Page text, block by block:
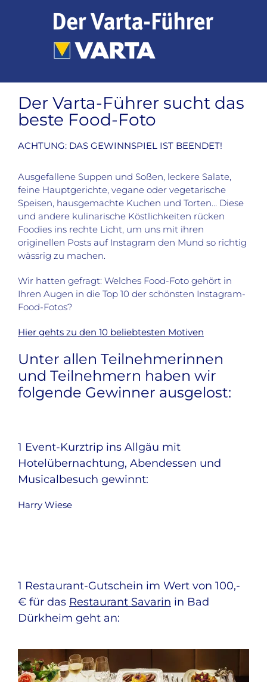
Der Varta-Führer sucht das
beste Food-Foto
ACHTUNG: DAS GEWINNSPIEL IST BEENDET!
Ausgefallene Suppen und Soßen, leckere Salate,
feine Hauptgerichte, vegane oder vegetarische
Speisen, hausgemachte Kuchen und Torten… Diese
und andere kulinarische Köstlichkeiten rücken
Foodies ins rechte Licht, um uns mit ihren
originellen Posts auf Instagram den Mund so richtig
wässrig zu machen.
Wir hatten gefragt: Welches Food-Foto gehört in
Ihren Augen in die Top 10 der schönsten Instagram-
Food-Fotos?
Hier gehts zu den 10 beliebtesten Motiven
Unter allen Teilnehmerinnen
und Teilnehmern haben wir
folgende Gewinner ausgelost:
1 Event-Kurztrip ins Allgäu mit
Hotelübernachtung, Abendessen und
Musicalbesuch gewinnt:
Harry Wiese
1 Restaurant-Gutschein im Wert von 100,-
€ für das Restaurant Savarin in Bad
Dürkheim geht an: